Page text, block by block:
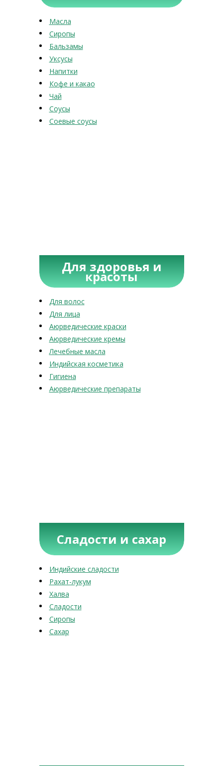
Масла
Сиропы
Бальзамы
Уксусы
Напитки
Кофе и какао
Чай
Соусы
Соевые соусы
Для здоровья и
красоты
Для волос
Для лица
Аюрведические краски
Аюрведические кремы
Лечебные масла
Индийская косметика
Гигиена
Аюрведические препараты
Сладости и сахар
Индийские сладости
Рахат-лукум
Халва
Сладости
Сиропы
Сахар